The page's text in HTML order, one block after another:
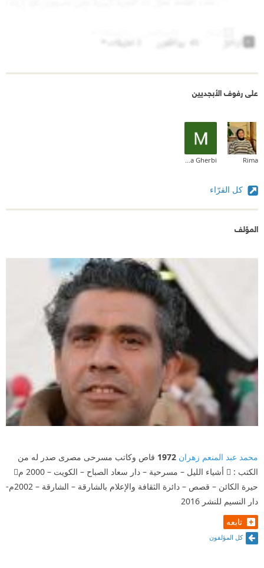
على رفوف الأبجديين
Rima
كل القرّاء
المؤلف
محمد عبد المنعم زهران 1972 قاص وكاتب مسرحى مصرى صدر له من
الكتب :  أشياء الليل – مسرحية – دار سعاد الصباح – الكويت – 2000 م
حيرة الكائن – قصص – دائرة الثقافة والإعلام بالشارقة – الشارقة – 2002م-
دار النسيم للنشر 2016
تابعه
كل المؤلفون